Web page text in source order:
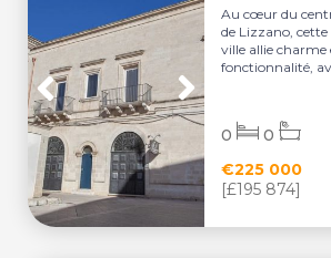
Au cœur du
de Lizzano,
ville allie charme
fonctionnalité,
€225 000
[£195 874]
0 0